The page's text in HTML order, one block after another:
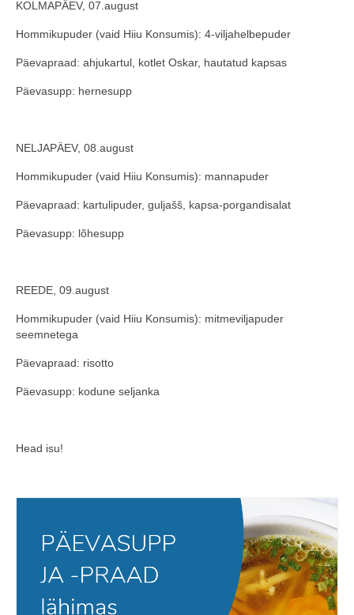
KOLMAPÄEV, 07.august
Hommikupuder (vaid Hiiu Konsumis): 4-viljahelbepuder
Päevapraad: ahjukartul, kotlet Oskar, hautatud kapsas
Päevasupp: hernesupp
NELJAPÄEV, 08.august
Hommikupuder (vaid Hiiu Konsumis): mannapuder
Päevapraad: kartulipuder, guljašš, kapsa-porgandisalat
Päevasupp: lõhesupp
REEDE, 09.august
Hommikupuder (vaid Hiiu Konsumis): mitmeviljapuder
seemnetega
Päevapraad: risotto
Päevasupp: kodune seljanka
Head isu!